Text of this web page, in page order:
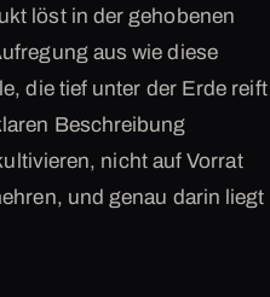
löst in der gehobenen
aus wie diese
die tief unter der Erde reift
Beschreibung
nicht auf Vorrat
und genau darin liegt